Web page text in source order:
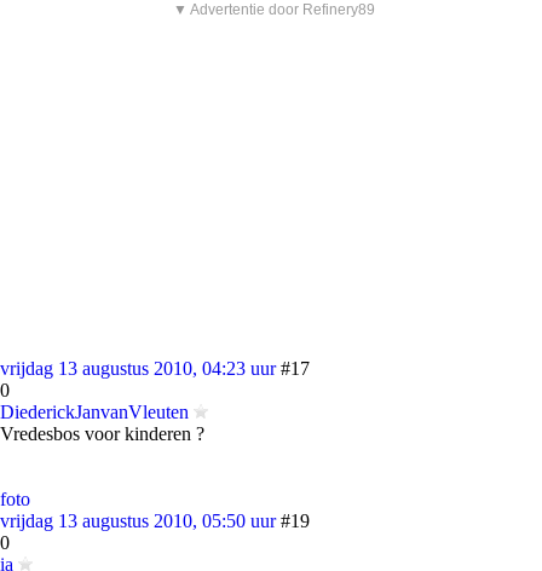
▼ Advertentie door Refinery89
vrijdag 13 augustus 2010, 04:23 uur #17
0
DiederickJanvanVleuten
Vredesbos voor kinderen ?
foto
vrijdag 13 augustus 2010, 05:50 uur #19
0
ia